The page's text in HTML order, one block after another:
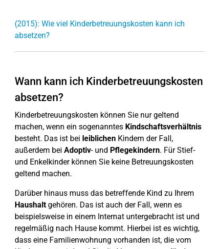
(2015): Wie viel Kinderbetreuungskosten kann ich
absetzen?
Wann kann ich Kinderbetreuungskosten
absetzen?
Kinderbetreuungskosten können Sie nur geltend
machen, wenn ein sogenanntes Kindschaftsverhältnis
besteht. Das ist bei leiblichen Kindern der Fall,
außerdem bei Adoptiv- und Pflegekindern. Für Stief-
und Enkelkinder können Sie keine Betreuungskosten
geltend machen.
Darüber hinaus muss das betreffende Kind zu Ihrem
Haushaltgehören. Das ist auch der Fall, wenn es
beispielsweise in einem Internat untergebracht ist und
regelmäßig nach Hause kommt. Hierbei ist es wichtig,
dass eine Familienwohnung vorhanden ist, die vom